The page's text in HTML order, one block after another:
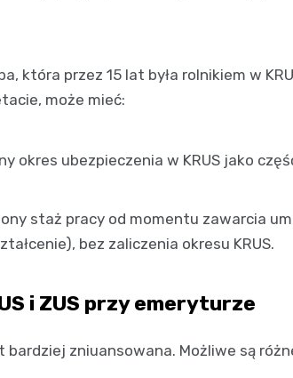
która przez 15 lat była rolnikiem w
może mieć:
okres ubezpieczenia w KRUS jako
staż pracy od momentu zawarcia
bez zaliczenia okresu KRUS.
i ZUS przy emeryturze
zniuansowana. Możliwe są